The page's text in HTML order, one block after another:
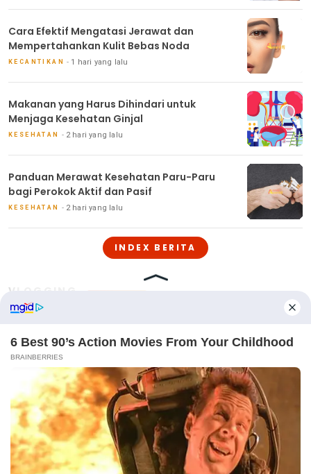
Cara Efektif Mengatasi Jerawat dan
Mempertahankan Kulit Bebas Noda
KECANTIKAN 1 hari yang lalu
Makanan yang Harus Dihindari untuk
Menjaga Kesehatan Ginjal
KESEHATAN 2 hari yang lalu
Panduan Merawat Kesehatan Paru-Paru
bagi Perokok Aktif dan Pasif
KESEHATAN 2 hari yang lalu
INDEX BERITA
VLOGGING
Keamanan dan Edukasi
Memahami Teknologi Layar Handphone:
AMOLED vs. LCD, Mana yang Lebih Baik?
4 hari yang lalu
7 Fitur Terbaru pada Smartphone Tahun
2024 yang Wajib Anda Ketahui